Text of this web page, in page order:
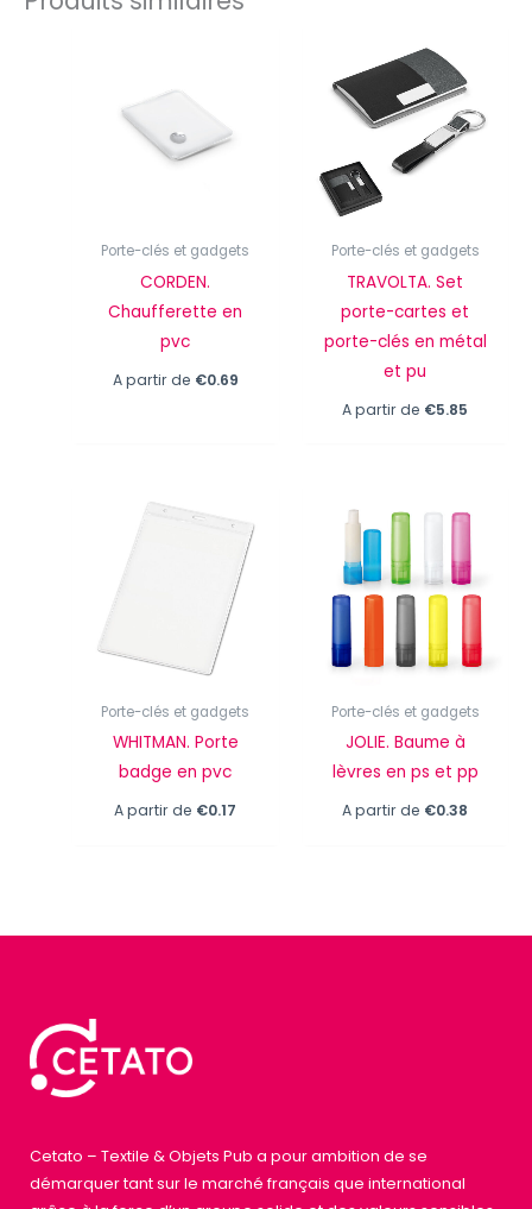
Porte-clés et gadgets
CORDEN.
Chaufferette en
pvc
A partir de €0.69
Porte-clés et gadgets
TRAVOLTA. Set
porte-cartes et
porte-clés en métal
et pu
A partir de €5.85
Porte-clés et gadgets
WHITMAN. Porte
badge en pvc
A partir de €0.17
Porte-clés et gadgets
JOLIE. Baume à
lèvres en ps et pp
A partir de €0.38
Cetato – Textile & Objets Pub a pour ambition de se
démarquer tant sur le marché français que international